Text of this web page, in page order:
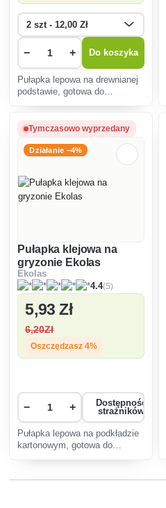
− + Do koszyka
Pułapka lepowa na drewnianej
podstawie, gotowa do
Tymczasowo wyprzedany
Działanie −4%
Pułapka klejowa na
gryzonie Ekolas
Ekolas
4.4(5)
5,93 Zł
6,20Zł
Oszczędzasz 4%
− +
Dostępność
strażników
Pułapka lepowa na podkładzie
kartonowym, gotowa do